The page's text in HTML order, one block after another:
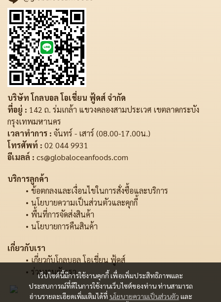
เว็บไซต์นี้มีการใช้งานคุกกี้ เพื่อเพิ่มประสิทธิภาพและ
ประสบการณ์ที่ดีในการใช้งานเว็บไซต์ของท่าน ท่านสามารถ
อ่านรายละเอียดเพิ่มเติมได้ที่ นโยบายความเป็นส่วนตัว และ
บริษัท โกลบอล โอเชี่ยน ฟู้ดส์ จำกัด
ที่อยู่ : 142 ถ. ร่มเกล้า แขวงคลองสามประเวศ เขตลาดกระบัง
กรุงเทพมหานคร
เวลาทำการ : จันทร์ - เสาร์ (08.00-17.00น.)
โทรศัพท์ : 02 044 9931
อีเมลล์ : cs@globaloceanfoods.com
บริการลูกค้า
ข้อตกลงและเงื่อนไขในการสั่งซื้อและบริการ
นโยบายความเป็นส่วนตัวและคุกกี้
พื้นที่การจัดส่งสินค้า
นโยบายการคืนสินค้า
เกี่ยวกับเรา
เกี่ยวกับโกลบอล โอเชี่ยน ฟู้ดส์
ร่วมงานกับเรา